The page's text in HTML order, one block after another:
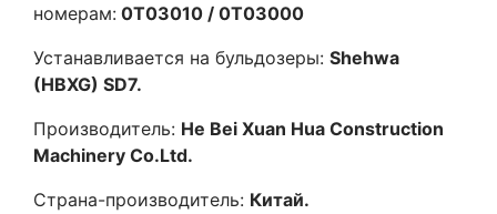
номерам: 0T03010 / 0T03000
Устанавливается на бульдозеры: Shehwa
(HBXG) SD7.
Производитель: He Bei Xuan Hua Construction
Machinery Co.Ltd.
Страна-производитель: Китай.